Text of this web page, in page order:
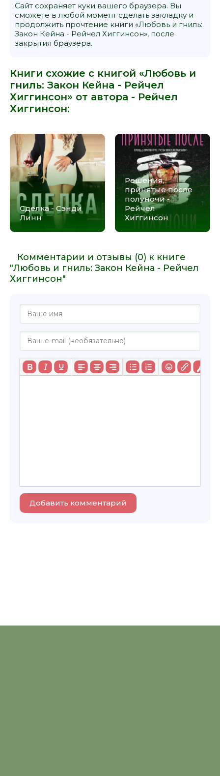
Сайт сохраняет куки вашего браузера. Вы
сможете в любой момент сделать закладку и
продолжить прочтение книги «Любовь и гниль:
Закон Кейна - Рейчел Хиггинсон», после
закрытия браузера.
Книги схожие с книгой «Любовь и
гниль: Закон Кейна - Рейчел
Хиггинсон» от автора - Рейчел
Хиггинсон:
Сделка - Сэнди
Линн
Решения,
принятые после
полуночи -
Рейчел
Хиггинсон
Комментарии и отзывы (0) к книге
"Любовь и гниль: Закон Кейна - Рейчел
Хиггинсон"
Добавить комментарий